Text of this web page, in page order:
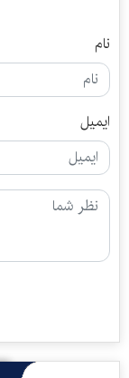
نام
ایمیل